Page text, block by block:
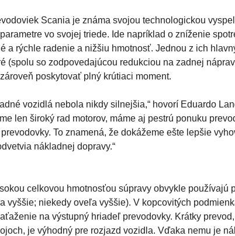
Scania je známa svojou technologickou
vo svojej triede. Ide napríklad o zníženie
a rýchle radenie a nižšiu hmotnosť. Jednou z ich
(spolu so zodpovedajúcou redukciou na zadnej
poskytovať plný krútiaci moment.
vozidlá nebola nikdy silnejšia,“ hovorí Eduardo
len široký rad motorov, máme aj pestrú ponuku
To znamená, že dokážeme ešte lepšie
nákladnej dopravy.“
celkovou hmotnosťou súpravy obvykle používajú
vyššie; niekedy oveľa vyššie). V kopcovitých
na výstupný hriadeľ prevodovky. Krátky
je výhodný pre rozjazd vozidla. Vďaka nemu je